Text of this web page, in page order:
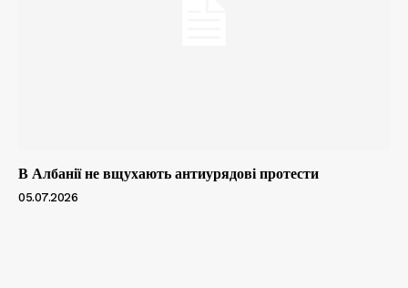
В Албанії не вщухають антиурядові протести
05.07.2026